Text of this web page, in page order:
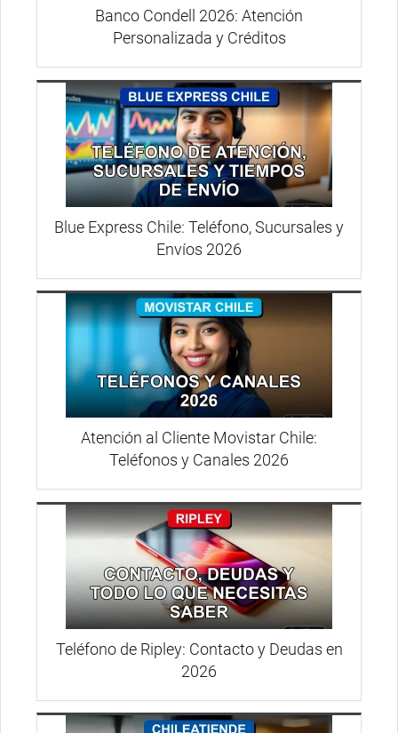
Banco Condell 2026: Atención
Personalizada y Créditos
Blue Express Chile: Teléfono, Sucursales y
Envíos 2026
Atención al Cliente Movistar Chile:
Teléfonos y Canales 2026
Teléfono de Ripley: Contacto y Deudas en
2026